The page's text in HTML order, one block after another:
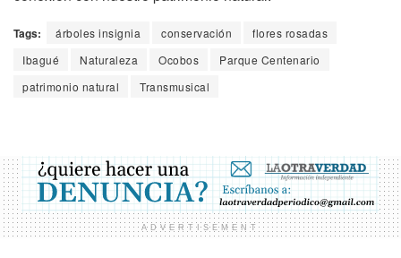
Tags: árboles insignia conservación
flores rosadas
Ibagué
Naturaleza Ocobos
Parque Centenario
patrimonio natural
Transmusical
ADVERTISEMENT